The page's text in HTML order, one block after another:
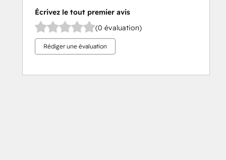
Écrivez le tout premier avis
(0 évaluation)
Rédiger une évaluation